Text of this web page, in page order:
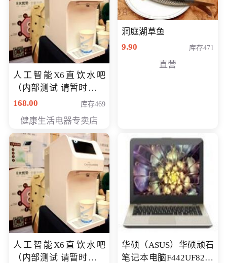
人工智能X6直饮水吧
（内部测试 请暂时不要
购买）
168.00 库存469
健康生活电器专卖店
洞庭湖草鱼
9.90
库存471
直营
人工智能X6直饮水吧
（内部测试 请暂时不要
华硕（ASUS）华硕顽石
笔记本电脑F442UF8250